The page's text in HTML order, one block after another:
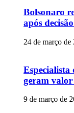
Bolsonaro
após
24 de março de
geram valor
9 de março de